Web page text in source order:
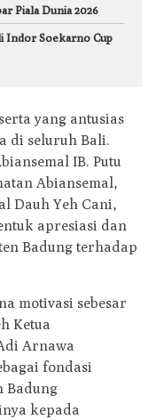
Piala Dunia 2026
Indor Soekarno Cup
yang antusias
di seluruh Bali.
IB. Putu
Abiansemal,
Dauh Yeh Cani,
apresiasi dan
Badung terhadap
motivasi sebesar
Ketua
Arnawa
fondasi
Badung
kepada